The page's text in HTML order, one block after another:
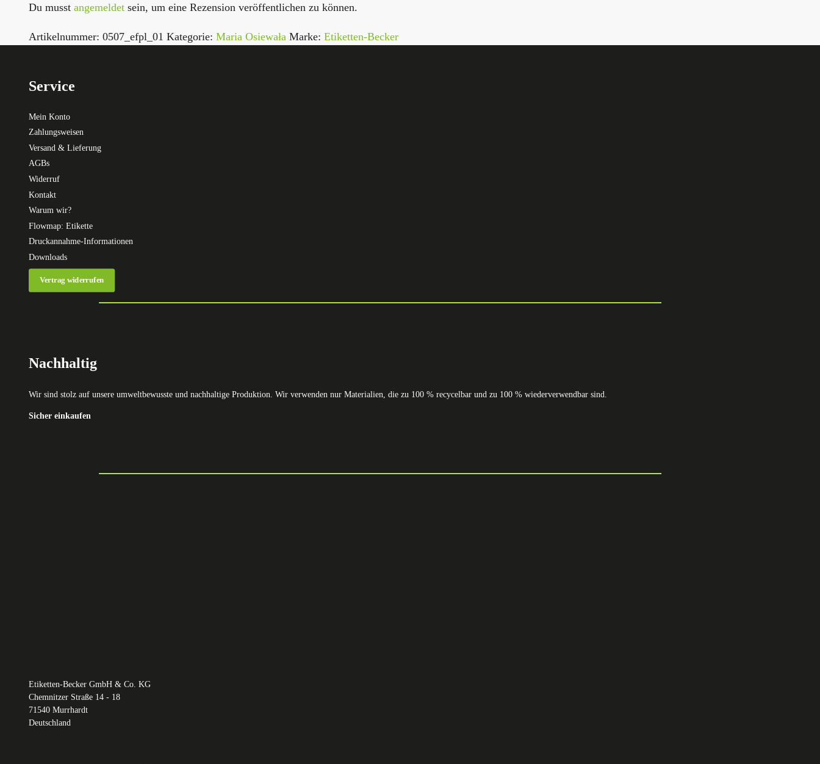
Du musstangemeldet sein, um eine Rezension veröffentlichen zu können.
Artikelnummer:0507_efpl_01 Kategorie:Maria Osiewała Marke:Etiketten-Becker
Service
Mein Konto
Zahlungsweisen
Versand & Lieferung
AGBs
Widerruf
Kontakt
Warum wir?
Flowmap: Etikette
Druckannahme-Informationen
Downloads
Vertrag widerrufen
Nachhaltig
Wir sind stolz auf unsere umweltbewusste und nachhaltige Produktion. Wir verwenden nur Materialien, die zu 100 % recycelbar und zu 100 % wiederverwendbar sind.
Sicher einkaufen
Etiketten-Becker GmbH & Co. KG
Chemnitzer Straße 14 - 18
71540 Murrhardt
Deutschland